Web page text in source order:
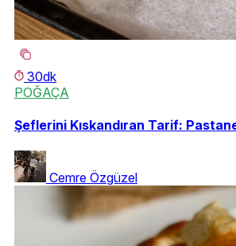
30dk
POĞAÇA
Şeflerini Kıskandıran Tarif:
Cemre Özgüzel